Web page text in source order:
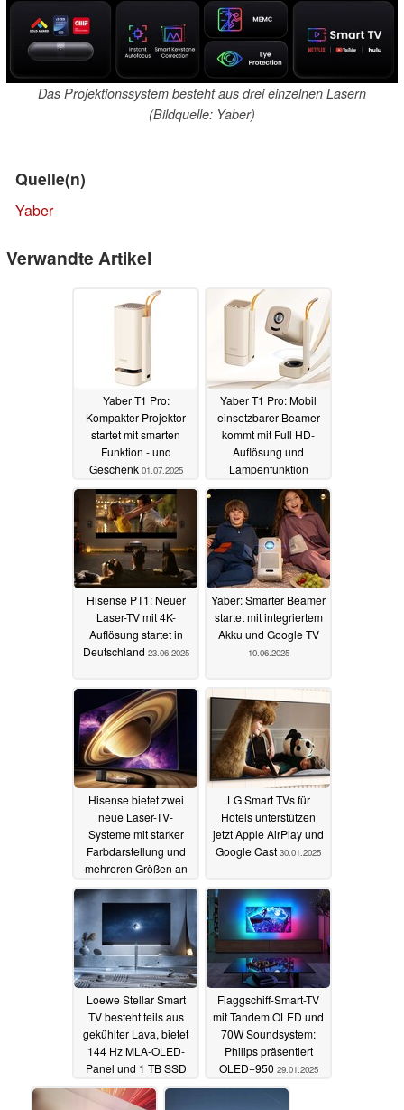
Das Projektionssystem besteht aus drei einzelnen Lasern
(Bildquelle: Yaber)
Quelle(n)
Yaber
Verwandte Artikel
Yaber T1 Pro:
Kompakter Projektor
startet mit smarten
Funktion - und
Geschenk 01.07.2025
Yaber T1 Pro: Mobil
einsetzbarer Beamer
kommt mit Full HD-
Auflösung und
Lampenfunktion
25.06.2025
Hisense PT1: Neuer
Laser-TV mit 4K-
Auflösung startet in
Deutschland 23.06.2025
Yaber: Smarter Beamer
startet mit integriertem
Akku und Google TV
10.06.2025
Hisense bietet zwei
neue Laser-TV-
Systeme mit starker
Farbdarstellung und
mehreren Größen an
22.05.2025
LG Smart TVs für
Hotels unterstützen
jetzt Apple AirPlay und
Google Cast 30.01.2025
Loewe Stellar Smart
TV besteht teils aus
gekühlter Lava, bietet
144 Hz MLA-OLED-
Panel und 1 TB SSD
30.01.2025
Flaggschiff-Smart-TV
mit Tandem OLED und
70W Soundsystem:
Philips präsentiert
OLED+950 29.01.2025